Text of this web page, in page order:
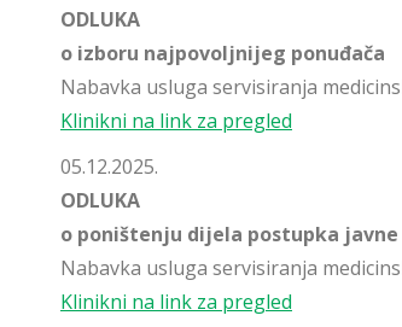
ODLUKA
o izboru najpovoljnijeg ponuđača
Nabavka usluga servisiranja
Klinikni na link za pregled
05.12.2025.
ODLUKA
o poništenju dijela postupka javne
Nabavka usluga servisiranja
Klinikni na link za pregled